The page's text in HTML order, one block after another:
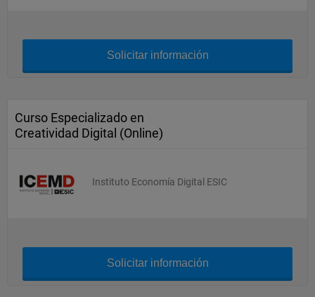
Solicitar información
Curso Especializado en
Creatividad Digital (Online)
Instituto Economía Digital ESIC
Solicitar información